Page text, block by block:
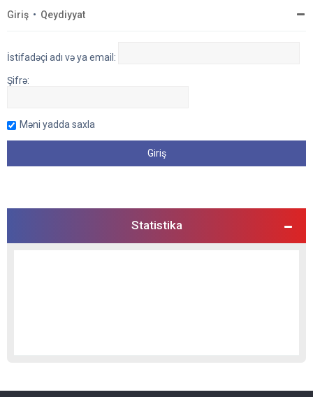
Giriş • Qeydiyyat
İstifadəçi adı və ya email:
Şifrə:
Məni yadda saxla
Statistika